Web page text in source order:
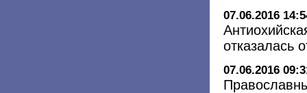
07.06.2016
отказалась
07.06.2016